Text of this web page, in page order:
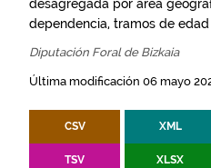
desagregada por área
dependencia, tramos de
Diputación Foral de Bizkaia
Última modificación 06 mayo
CSV XML
TSV XLSX